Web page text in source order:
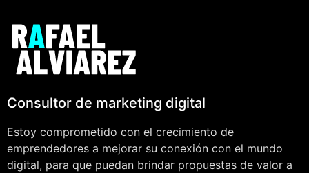
Consultor de marketing digital
Estoy comprometido con el crecimiento de
emprendedores a mejorar su conexión con el mundo
digital, para que puedan brindar propuestas de valor a